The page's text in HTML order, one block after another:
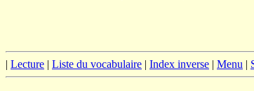
| Lecture | Liste du vocabulaire | Index inverse | Menu |